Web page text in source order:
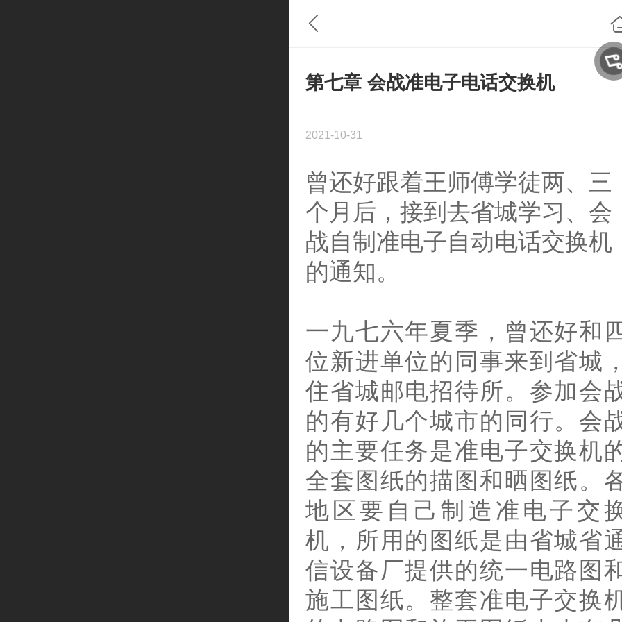
第七章 会战准电子电话交换机
2021-10-31
曾还好跟着王师傅学徒两、三
个月后，接到去省城学习、会
战自制准电子自动电话交换机
的通知。
一九七六年夏季，曾还好和
位新进单位的同事来到省城，
住省城邮电招待所。参加会
的有好几个城市的同行。会
的主要任务是准电子交换机
全套图纸的描图和晒图纸。
地区要自己制造准电子交
机，所用的图纸是由省城省
信设备厂提供的统一电路图
施工图纸。整套准电子交换